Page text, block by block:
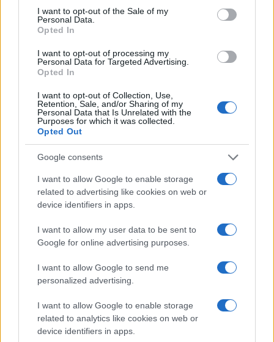
consent section.
I want to opt-out of the Sale of my
Personal Data.
Opted In
I want to opt-out of processing my
Personal Data for Targeted Advertising.
Opted In
I want to opt-out of Collection, Use,
Retention, Sale, and/or Sharing of my
Personal Data that Is Unrelated with the
Purposes for which it was collected.
Opted Out
Google consents
I want to allow Google to enable storage
related to advertising like cookies on web or
device identifiers in apps.
I want to allow my user data to be sent to
Google for online advertising purposes.
I want to allow Google to send me
personalized advertising.
I want to allow Google to enable storage
related to analytics like cookies on web or
device identifiers in apps.
Continua a leggere